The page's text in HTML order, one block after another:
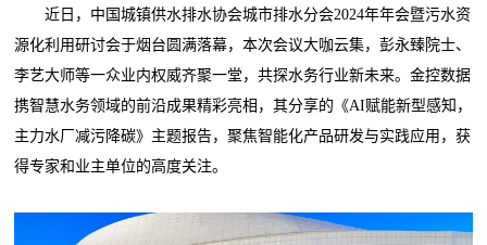
近日，中国城镇供水排水协会城市排水分会2024年年会暨污水资
源化利用研讨会于烟台圆满落幕，本次会议大咖云集，彭永臻院士、
李艺大师等一众业内权威齐聚一堂，共探水务行业新未来。金控数据
携智慧水务领域的前沿成果精彩亮相，其分享的《AI赋能新型感知，
主力水厂减污降碳》主题报告，聚焦智能化产品研发与实践应用，获
得专家和业主单位的高度关注。